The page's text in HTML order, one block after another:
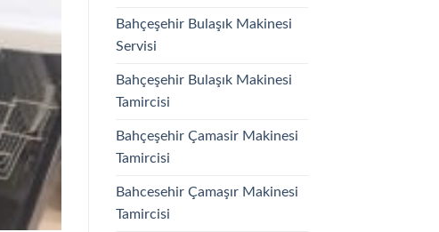
Bahçeşehir Bulaşık Makinesi
Servisi
Bahçeşehir Bulaşık Makinesi
Tamircisi
Bahçeşehir Çamasir Makinesi
Tamircisi
Bahcesehir Çamaşır Makinesi
Tamircisi